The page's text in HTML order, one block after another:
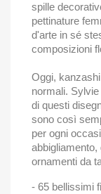
spille
pettinature
d'arte in sé
composizioni
Oggi,
normali.
di questi
sono così
per ogni
ornamenti da
- 65 bellissimi